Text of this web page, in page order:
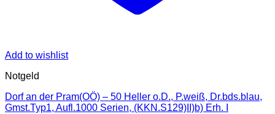
Add to wishlist
Notgeld
Dorf an der Pram(OÖ) – 50 Heller o.D., P.weiß, Dr.bds.blau,
Gmst.Typ1, Aufl.1000 Serien, (KKN.S129)II)b) Erh. I